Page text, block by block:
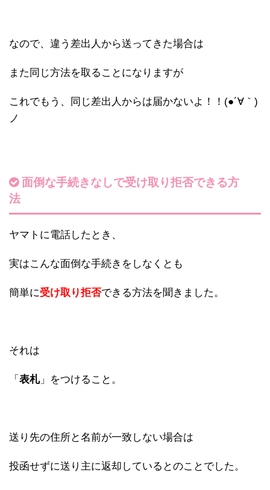
なので、違う差出人から送ってきた場合は
また同じ方法を取ることになりますが
これでもう、同じ差出人からは届かないよ！！(●´∀｀)
ノ
面倒な手続きなしで受け取り拒否できる方
法
ヤマトに電話したとき、
実はこんな面倒な手続きをしなくとも
簡単に受け取り拒否できる方法を聞きました。
それは
「 表札」をつけること。
送り先の住所と名前が一致しない場合は
投函せずに送り主に返却しているとのことでした。